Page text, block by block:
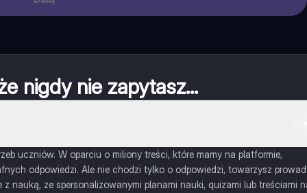
nigdy nie zapytasz...
uczniów. W oparciu o miliony treści, które mamy na platformie,
odpowiedzi. Ale nie chodzi tylko o odpowiedzi, towarzysz
nauką, ze spersonalizowanymi planami nauki, quizami lub treściami